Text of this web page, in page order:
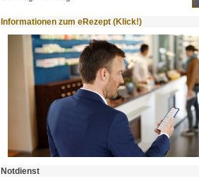
Informationen zum eRezept (Klick!)
Notdienst